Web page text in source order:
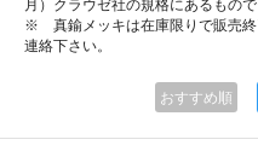
月）クラウゼ社の規格にあるもの
※ 真鍮メッキは在庫限りで販売終
連絡下さい。
おすすめ順